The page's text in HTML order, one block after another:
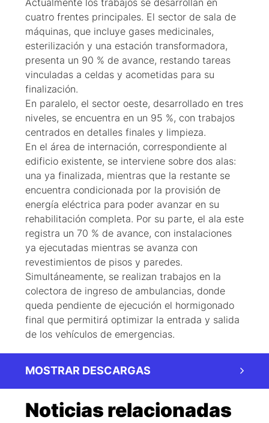
Actualmente los trabajos se desarrollan en
cuatro frentes principales. El sector de sala de
máquinas, que incluye gases medicinales,
esterilización y una estación transformadora,
presenta un 90 % de avance, restando tareas
vinculadas a celdas y acometidas para su
finalización.
En paralelo, el sector oeste, desarrollado en tres
niveles, se encuentra en un 95 %, con trabajos
centrados en detalles finales y limpieza.
En el área de internación, correspondiente al
edificio existente, se interviene sobre dos alas:
una ya finalizada, mientras que la restante se
encuentra condicionada por la provisión de
energía eléctrica para poder avanzar en su
rehabilitación completa. Por su parte, el ala este
registra un 70 % de avance, con instalaciones
ya ejecutadas mientras se avanza con
revestimientos de pisos y paredes.
Simultáneamente, se realizan trabajos en la
colectora de ingreso de ambulancias, donde
queda pendiente de ejecución el hormigonado
final que permitirá optimizar la entrada y salida
de los vehículos de emergencias.
MOSTRAR DESCARGAS
Noticias relacionadas